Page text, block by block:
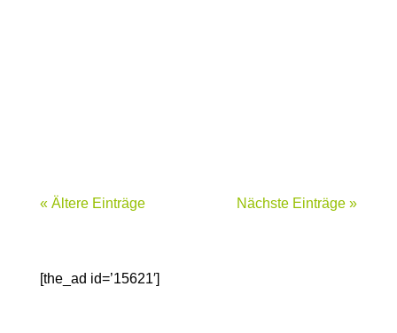
« Ältere Einträge Nächste Einträge »
[the_ad id=’15621′]